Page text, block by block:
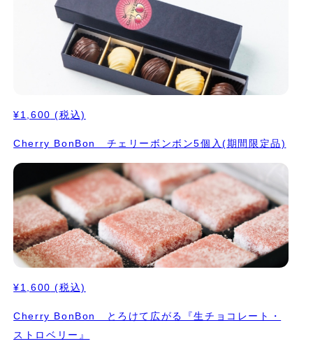
¥1,600 (税込)
Cherry BonBon チェリーボンボン5個入(期間限定品)
¥1,600 (税込)
Cherry BonBon とろけて広がる『生チョコレート・
ストロベリー』